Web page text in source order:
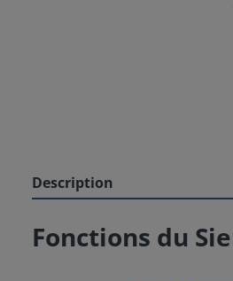
Description
Fonctions du